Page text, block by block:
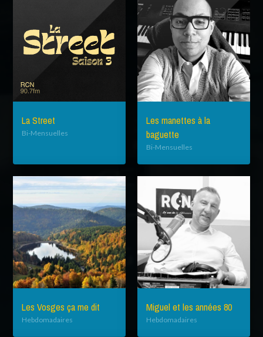
La Street
Bi-Mensuelles
Les manettes à la
baguette
Bi-Mensuelles
Les Vosges ça me dit
Hebdomadaires
Miguel et les années 80
Hebdomadaires